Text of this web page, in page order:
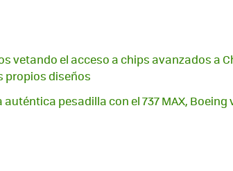
vetando el acceso a chips avanzados a
propios diseños
auténtica pesadilla con el 737 MAX,